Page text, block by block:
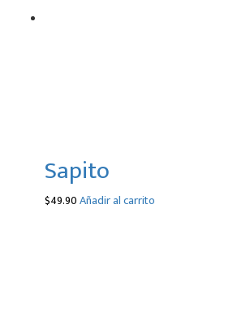
Sapito
$49.90Añadir al carrito